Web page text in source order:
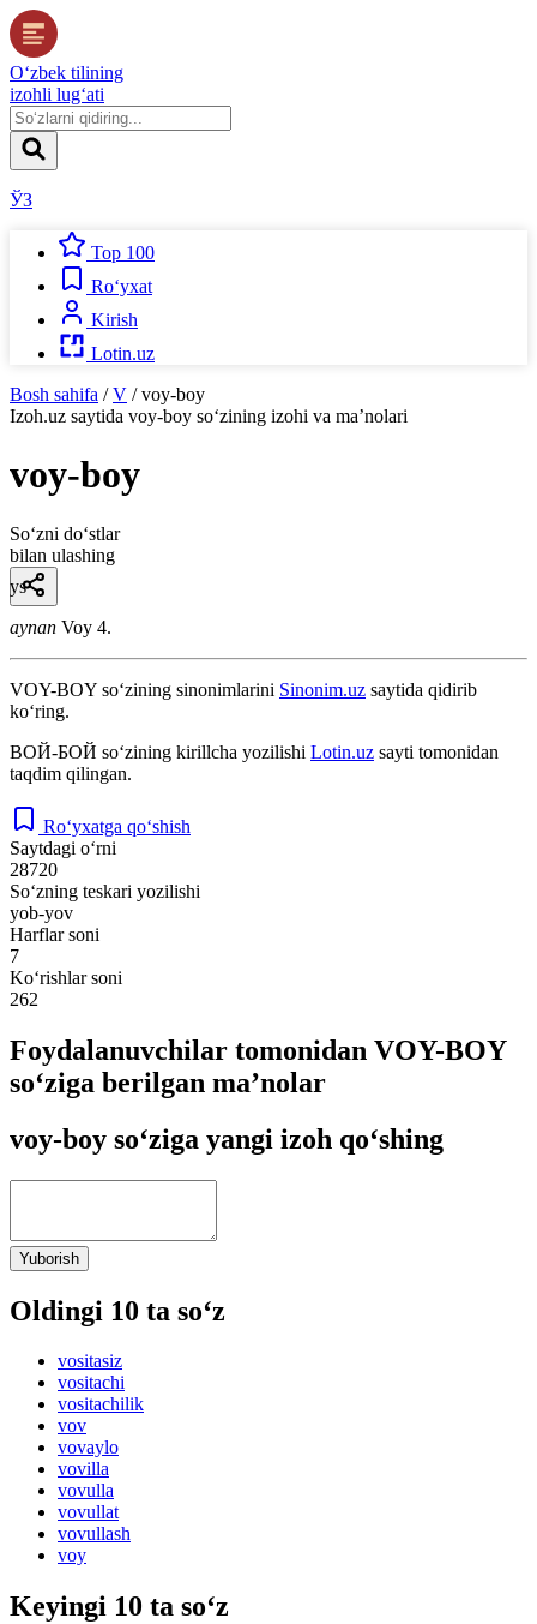
O‘zbek tilining
izohli lug‘ati
ЎЗ
Top 100
Ro‘yxat
Kirish
Lotin.uz
Bosh sahifa / V / voy-boy
Izoh.uz saytida voy-boy so‘zining izohi va ma’nolari
voy-boy
So‘zni do‘stlar
bilan ulashing
ys
aynan Voy 4.
VOY-BOY so‘zining sinonimlarini Sinonim.uz saytida qidirib
ko‘ring.
ВОЙ-БОЙ so‘zining kirillcha yozilishi Lotin.uz sayti tomonidan
taqdim qilingan.
Ro‘yxatga qo‘shish
Saytdagi o‘rni
28720
So‘zning teskari yozilishi
yob-yov
Harflar soni
7
Ko‘rishlar soni
262
Foydalanuvchilar tomonidan VOY-BOY
so‘ziga berilgan ma’nolar
voy-boy so‘ziga yangi izoh qo‘shing
Yuborish
Oldingi 10 ta so‘z
vositasiz
vositachi
vositachilik
vov
vovaylo
vovilla
vovulla
vovullat
vovullash
voy
Keyingi 10 ta so‘z